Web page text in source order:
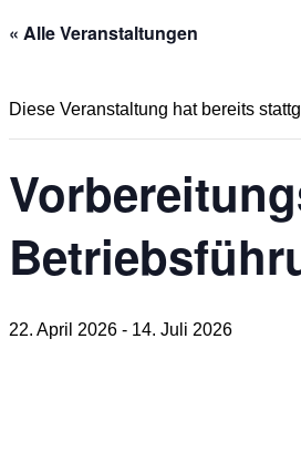
« Alle Veranstaltungen
Diese Veranstaltung hat bereits
22. April 2026 - 14. Juli 2026